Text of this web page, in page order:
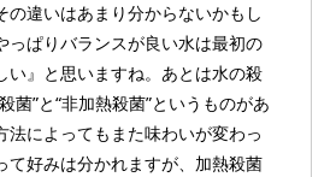
の違いはあまり分からないかもし
っぱりバランスが良い水は最初の
い』と思いますね。あとは水の殺
菌”と“非加熱殺菌”というものがあ
法によってもまた味わいが変わっ
て好みは分かれますが、加熱殺菌